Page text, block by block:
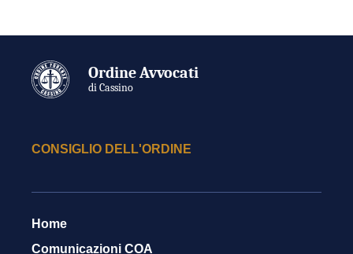
Ordine Avvocati
di Cassino
CONSIGLIO DELL'ORDINE
Home
Comunicazioni COA